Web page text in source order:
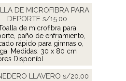
DE MICROFIBRA PARA
DEPORTE s/15.00
de microfibra para
paño de enfriamiento,
rápido para gimnasio,
Medidas: 30 x 80 cm
Disponibl...
LLAVERO s/20.00